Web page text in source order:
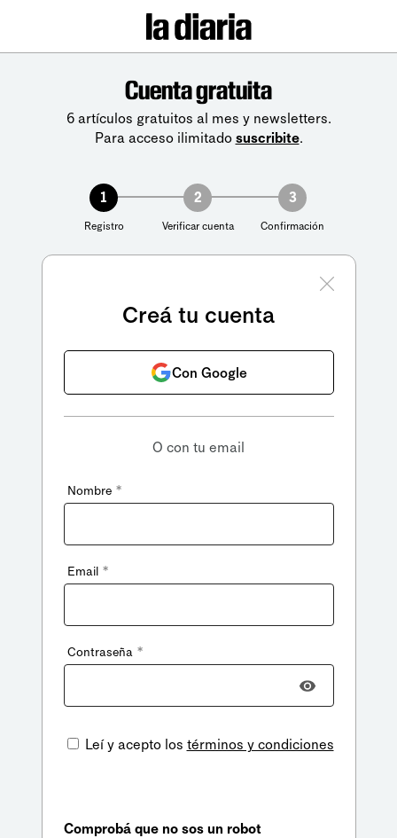
Cuenta gratuita
6 artículos gratuitos al mes y newsletters.
Para acceso ilimitado suscribite.
1
Registro
2
Verificar cuenta
3
Confirmación
Creá tu cuenta
Con Google
O con tu email
Nombre *
Email *
Contraseña *
Leí y acepto los términos y condiciones
Comprobá que no sos un robot